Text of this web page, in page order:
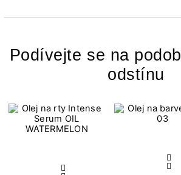
Podívejte se na
odstínu